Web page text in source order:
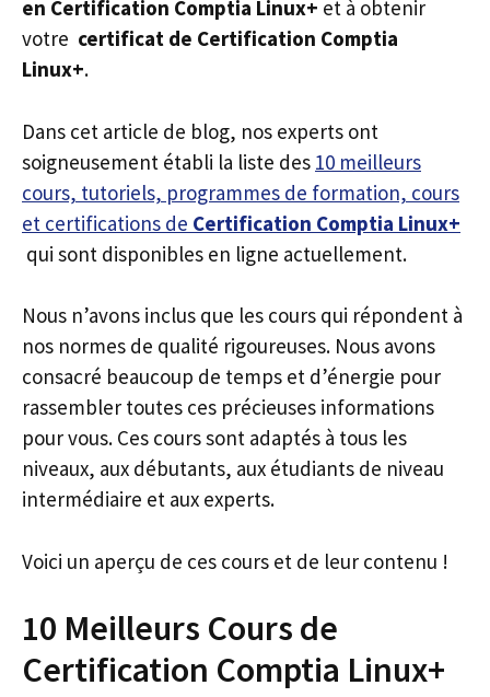
en Certification Comptia Linux+ et à obtenir
votre certificat de Certification Comptia
Linux+.
Dans cet article de blog, nos experts ont
soigneusement établi la liste des 10 meilleurs
cours, tutoriels, programmes de formation, cours
et certifications de Certification Comptia Linux+
qui sont disponibles en ligne actuellement.
Nous n’avons inclus que les cours qui répondent à
nos normes de qualité rigoureuses. Nous avons
consacré beaucoup de temps et d’énergie pour
rassembler toutes ces précieuses informations
pour vous. Ces cours sont adaptés à tous les
niveaux, aux débutants, aux étudiants de niveau
intermédiaire et aux experts.
Voici un aperçu de ces cours et de leur contenu !
10 Meilleurs Cours de
Certification Comptia Linux+